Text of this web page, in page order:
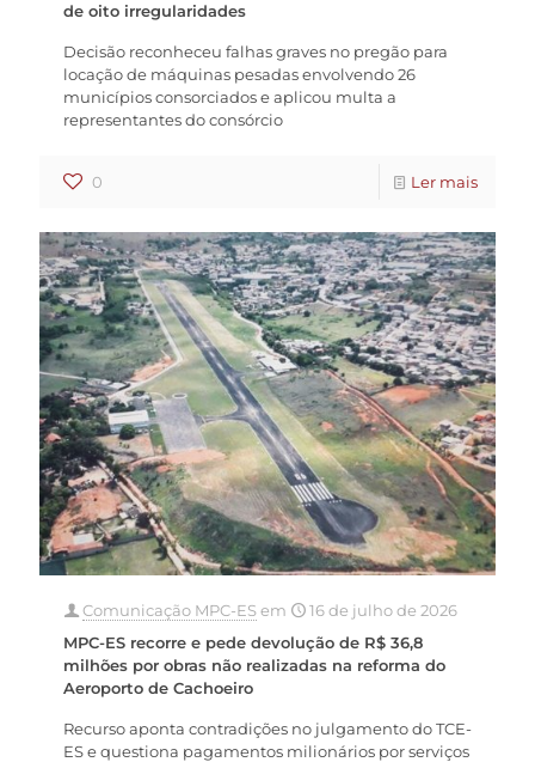
de oito irregularidades
Decisão reconheceu falhas graves no pregão para
locação de máquinas pesadas envolvendo 26
municípios consorciados e aplicou multa a
representantes do consórcio
0 Ler mais
Comunicação MPC-ESem
16 de julho de 2026
MPC-ES recorre e pede devolução de R$ 36,8
milhões por obras não realizadas na reforma do
Aeroporto de Cachoeiro
Recurso aponta contradições no julgamento do TCE-
ES e questiona pagamentos milionários por serviços